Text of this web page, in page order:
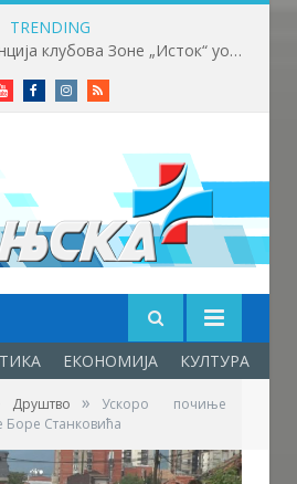
TRENDING
Одржана Конференција клубова Зоне „Исток“ уочи почетка нове сезоне
YoutubeFacebookInstagram
RSS
ЕКОНОМИЈА КУЛТУРА
Друштво »
Ускоро почиње
Боре Станковића